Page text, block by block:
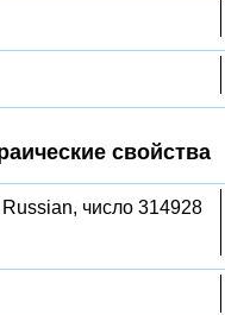
свойства
число 314928